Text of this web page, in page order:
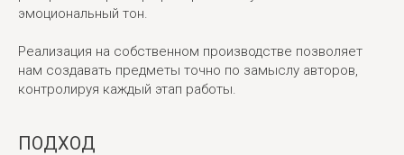
эмоциональный тон.
Реализация на собственном производстве позволяет
нам создавать предметы точно по замыслу авторов,
контролируя каждый этап работы.
ПОДХОД